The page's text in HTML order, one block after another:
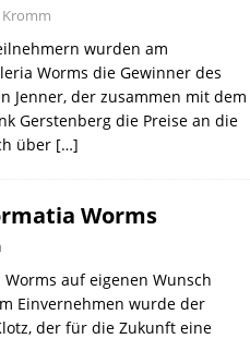
wurden am
Worms die Gewinner des
Jenner, der zusammen mit dem
Gerstenberg die Preise an die
über […]
Worms
auf eigenen Wunsch
Einvernehmen wurde der
der für die Zukunft eine